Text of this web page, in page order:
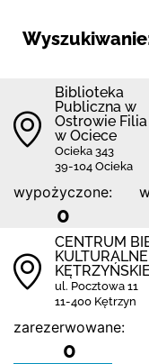
Biblioteka
Publiczna w
Ostrowie Filia
w Ociece
Ocieka 343
39-104 Ocieka
wypożyczone:
0
CENTRUM
ul. Pocztowa 11
11-400 Kętrzyn
zarezerwowane:
0